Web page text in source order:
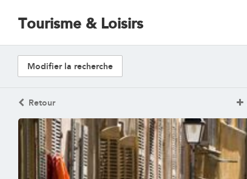
Tourisme & Loisirs
Modifier la recherche
Retour